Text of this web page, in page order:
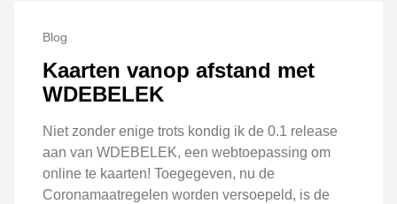
Blog
Kaarten vanop afstand met
WDEBELEK
Niet zonder enige trots kondig ik de 0.1 release
aan van WDEBELEK, een webtoepassing om
online te kaarten! Toegegeven, nu de
Coronamaatregelen worden versoepeld, is de